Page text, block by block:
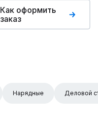
Как оформить
заказ
Нарядные Деловой